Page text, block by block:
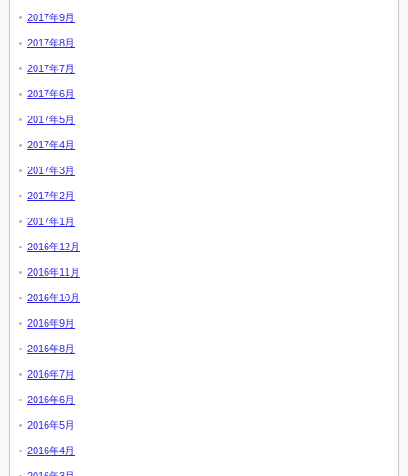
2017年9月
2017年8月
2017年7月
2017年6月
2017年5月
2017年4月
2017年3月
2017年2月
2017年1月
2016年12月
2016年11月
2016年10月
2016年9月
2016年8月
2016年7月
2016年6月
2016年5月
2016年4月